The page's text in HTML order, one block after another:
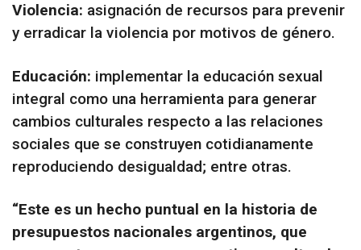
Violencia: asignación de recursos para prevenir
y erradicar la violencia por motivos de género.
Educación: implementar la educación sexual
integral como una herramienta para generar
cambios culturales respecto a las relaciones
sociales que se construyen cotidianamente
reproduciendo desigualdad; entre otras.
“Este es un hecho puntual en la historia de
presupuestos nacionales argentinos, que